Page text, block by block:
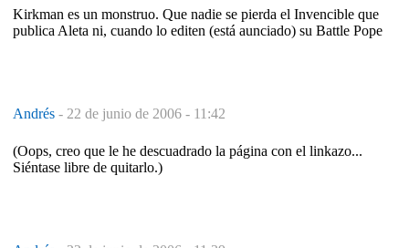
Kirkman es un monstruo. Que nadie se pierda el Invencible que
publica Aleta ni, cuando lo editen (está aunciado) su Battle Pope
Andrés - 22 de junio de 2006 - 11:42
(Oops, creo que le he descuadrado la página con el linkazo...
Siéntase libre de quitarlo.)